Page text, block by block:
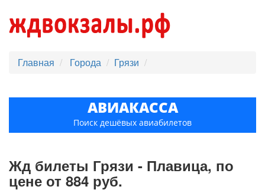
Главная Города Грязи
АВИАКАССА
Поиск дешёвых авиабилетов
Жд билеты Грязи - Плавица, по
цене от 884 руб.